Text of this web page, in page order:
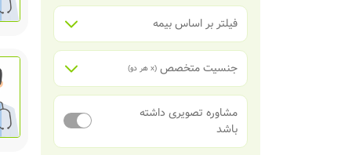
فیلتر بر اساس بیمه
جنسیت متخصص (x هر دو)
مشاوره تصویری داشته
باشد